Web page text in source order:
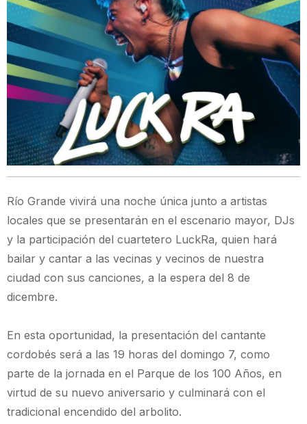
Río Grande vivirá una noche única junto a artistas
locales que se presentarán en el escenario mayor, DJs
y la participación del cuartetero LuckRa, quien hará
bailar y cantar a las vecinas y vecinos de nuestra
ciudad con sus canciones, a la espera del 8 de
dicembre.
En esta oportunidad, la presentación del cantante
cordobés será a las 19 horas del domingo 7, como
parte de la jornada en el Parque de los 100 Años, en
virtud de su nuevo aniversario y culminará con el
tradicional encendido del arbolito.